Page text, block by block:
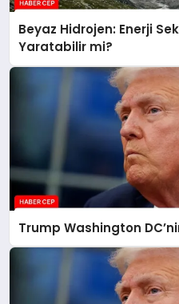
Beyaz Hidrojen: Enerji
Yaratabilir mi?
Trump Washington